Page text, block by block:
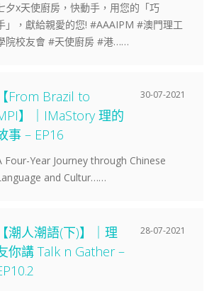
夕x天使廚房，快動手，用您的「巧
」，獻給親愛的您! #AAAIPM #澳門理工
院校友會 #天使廚房 #港……
【From Brazil to
】｜IMaStory 理的
事 – EP16
30-07-2021
Four-Year Journey through Chinese
and Cultur……
【潮人潮語(下)】｜理
你講 Talk n Gather –
28-07-2021